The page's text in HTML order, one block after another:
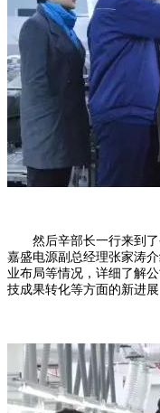
然后辛部长一行来到了
嘉盛电源副总经理张家涛
业布局等情况，详细了解
技成果转化等方面的新进展